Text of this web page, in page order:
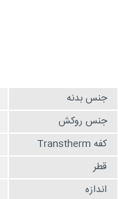
جنس بدنه
جنس روکش
کفه Transtherm
قطر
اندازه